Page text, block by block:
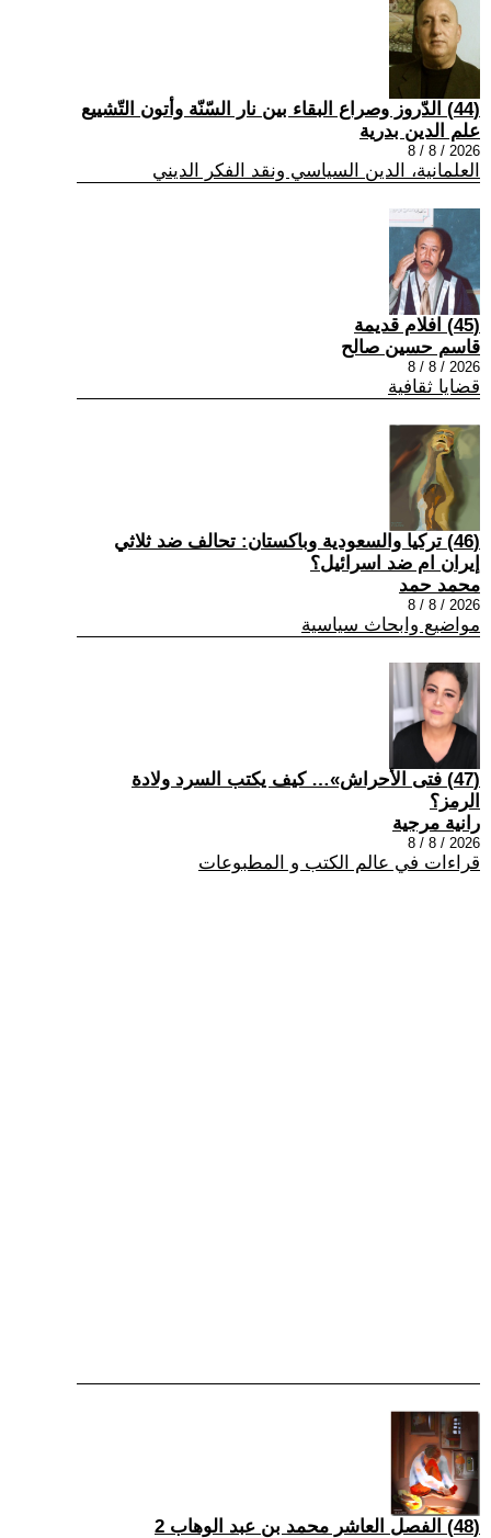
(44) الدّروز وصراع البقاء بين نار السّنّة وأتون التّشييع
علم الدين بدرية
2026 / 8 / 8
العلمانية، الدين السياسي ونقد الفكر الديني
(45) افلام قديمة
قاسم حسين صالح
2026 / 8 / 8
قضايا ثقافية
(46) تركيا والسعودية وباكستان: تحالف ضد ثلاثي
إيران ام ضد اسرائيل؟
محمد حمد
2026 / 8 / 8
مواضيع وابحاث سياسية
(47) فتى الأحراش»… كيف يكتب السرد ولادة
الرمز؟
رانية مرجية
2026 / 8 / 8
قراءات في عالم الكتب و المطبوعات
(48) الفصل العاشر محمد بن عبد الوهاب 2